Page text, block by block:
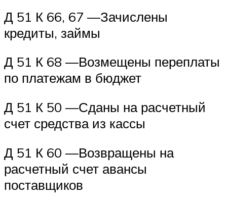
Д 51 К 66, 67 —Зачислены
кредиты, займы
Д 51 К 68 —Возмещены переплаты
по платежам в бюджет
Д 51 К 50 —Сданы на расчетный
счет средства из кассы
Д 51 К 60 —Возвращены на
расчетный счет авансы
поставщиков